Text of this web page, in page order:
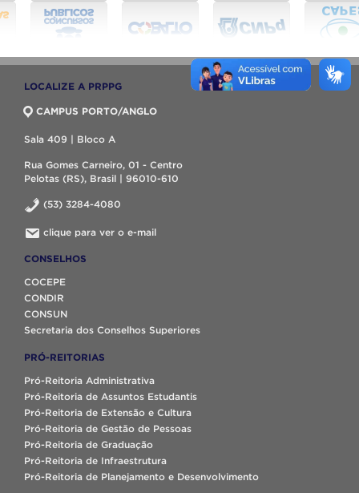
LOCALIZE A PRPPG
CAMPUS PORTO/ANGLO
Sala 409 | Bloco A
Rua Gomes Carneiro, 01 - Centro
Pelotas (RS), Brasil | 96010-610
(53) 3284-4080
clique para ver o e-mail
CONSELHOS
COCEPE
CONDIR
CONSUN
Secretaria dos Conselhos Superiores
PRÓ-REITORIAS
Pró-Reitoria Administrativa
Pró-Reitoria de Assuntos Estudantis
Pró-Reitoria de Extensão e Cultura
Pró-Reitoria de Gestão de Pessoas
Pró-Reitoria de Graduação
Pró-Reitoria de Infraestrutura
Pró-Reitoria de Planejamento e Desenvolvimento